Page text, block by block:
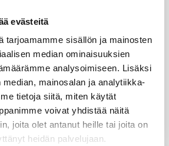
evästeitä
tarjoamamme sisällön ja mainosten
median ominaisuuksien
analysoimiseen. Lisäksi
mainosalan ja analytiikka-
tietoja siitä, miten käytät
voivat yhdistää näitä
joita olet antanut heille tai joita on
heidän palvelujaan.
Softcare Palju,
poreamme ja uima-
allasdesi 1000 ml
24.00€
Lisää ostoskoriin